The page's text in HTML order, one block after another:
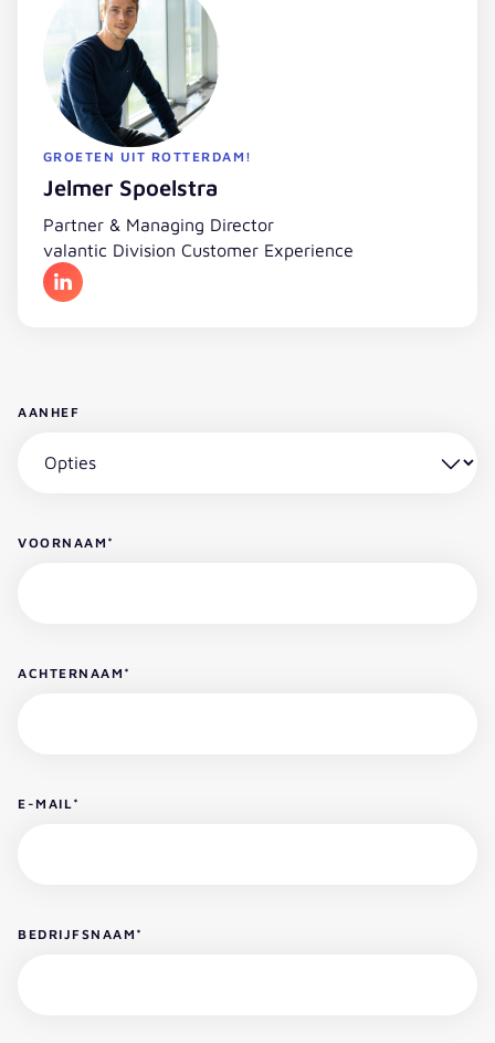
GROETEN UIT ROTTERDAM!
Jelmer Spoelstra
Partner & Managing Director
valantic Division Customer Experience
LinkedIn
AANHEF
VOORNAAM *
ACHTERNAAM *
E-MAIL*
BEDRIJFSNAAM *